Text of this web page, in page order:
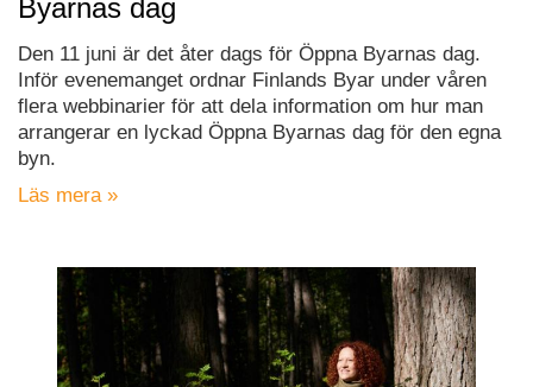
Byarnas dag
Den 11 juni är det åter dags för Öppna Byarnas dag.
Inför evenemanget ordnar Finlands Byar under våren
flera webbinarier för att dela information om hur man
arrangerar en lyckad Öppna Byarnas dag för den egna
byn.
Läs mera »